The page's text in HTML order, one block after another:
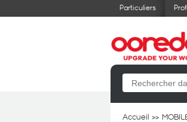
Particuliers
Accueil